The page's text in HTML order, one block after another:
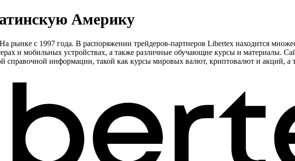
Америку
с 1997 года. В распоряжении трейдеров-партнеров Libertex находится
и мобильных устройствах, а также различные обучающие курсы и материалы.
справочной информации, такой как курсы мировых валют, криптовалют и акций, а